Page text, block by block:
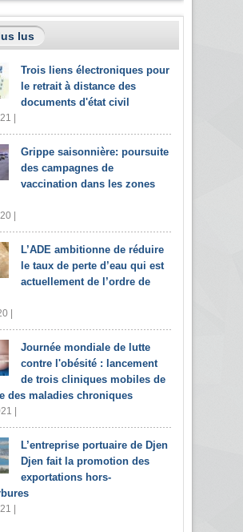
lus
Trois liens électroniques pour
le retrait à distance des
documents d'état civil
|
Grippe saisonnière: poursuite
des campagnes de
vaccination dans les zones
|
L’ADE ambitionne de réduire
le taux de perte d’eau qui est
actuellement de l’ordre de
|
Journée mondiale de lutte
contre l'obésité : lancement
de trois cliniques mobiles de
des maladies chroniques
|
L’entreprise portuaire de Djen
Djen fait la promotion des
exportations hors-
|